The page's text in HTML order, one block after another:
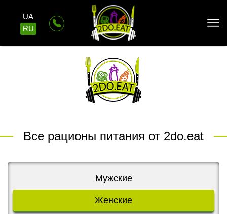
UA
RU
Все рационы питания от 2do.eat
Мужские
Женские